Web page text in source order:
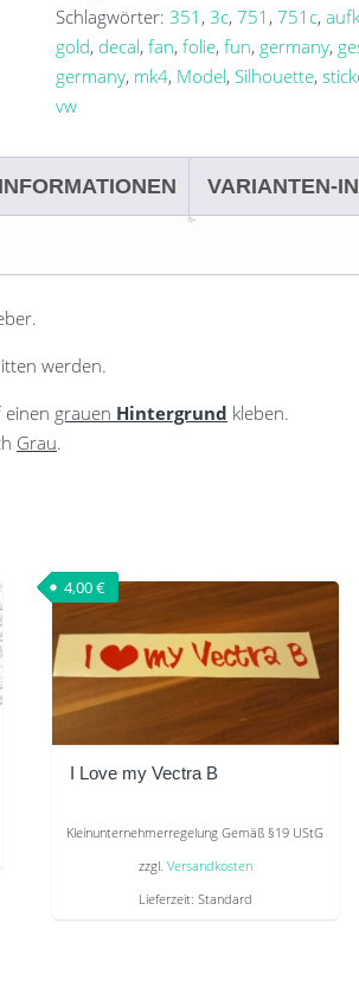
Schlagwörter: 351 , 3c, 751 , 751c,
gold, decal, fan, folie, fun, germany,
germany, mk4, Model, Silhouette,
vw
VARIANTEN-
werden.
grauen Hintergrund kleben.
Grau.
I Love my Vectra B
4,00€
Kleinunternehmerregelung Gemäß §19 UStG
zzgl. Versandkosten
Lieferzeit: Standard